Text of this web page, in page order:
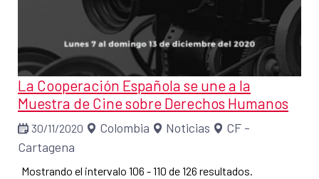
La Cooperación Española se une a la
Muestra de Cine sobre Derechos Humanos
30/11/2020 Colombia Noticias
CF -
Cartagena
Mostrando el intervalo 106 - 110 de 126 resultados.